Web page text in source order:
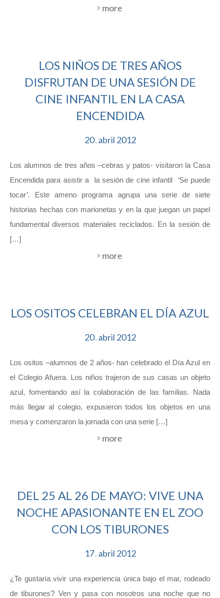
more
LOS NIÑOS DE TRES AÑOS
DISFRUTAN DE UNA SESIÓN DE
CINE INFANTIL EN LA CASA
ENCENDIDA
20. abril 2012
Los alumnos de tres años –cebras y patos- visitaron la Casa
Encendida para asistir a la sesión de cine infantil ‘Se puede
tocar’. Este ameno programa agrupa una serie de siete
historias hechas con marionetas y en la que juegan un papel
fundamental diversos materiales reciclados. En la sesión de
[…]
more
LOS OSITOS CELEBRAN EL DÍA AZUL
20. abril 2012
Los ositos –alumnos de 2 años- han celebrado el Día Azul en
el Colegio Afuera. Los niños trajeron de sus casas un objeto
azul, fomentando así la colaboración de las familias. Nada
más llegar al colegio, expusieron todos los objetos en una
mesa y comenzaron la jornada con una serie […]
more
DEL 25 AL 26 DE MAYO: VIVE UNA
NOCHE APASIONANTE EN EL ZOO
CON LOS TIBURONES
17. abril 2012
¿Te gustaría vivir una experiencia única bajo el mar, rodeado
de tiburones? Ven y pasa con nosotros una noche que no